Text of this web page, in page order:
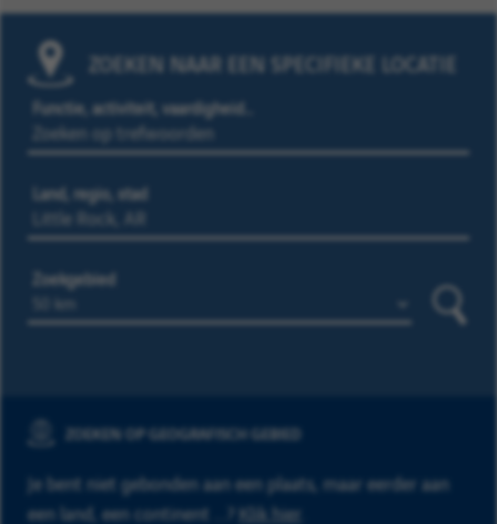
ZOEKEN NAAR EEN SPECIFIEKE LOCATIE
Functie, activiteit, vaardigheid…
Land, regio, stad
Zoekgebied
ZOEKEN OP GEOGRAFISCH GEBIED
Je bent niet gebonden aan een plaats, maar eerder aan
een land, een continent ...? Klik hier